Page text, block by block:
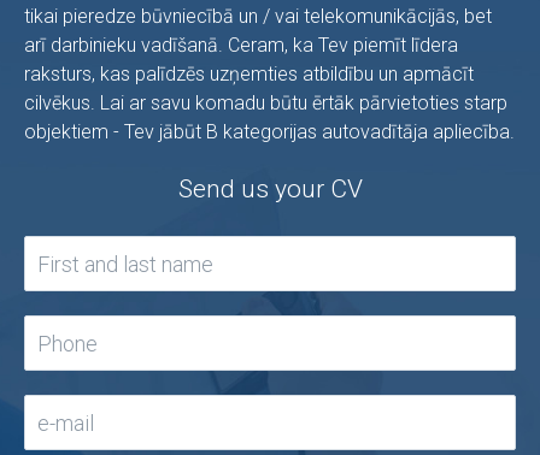
tikai pieredze būvniecībā un / vai telekomunikācijās, bet
arī darbinieku vadīšanā. Ceram, ka Tev piemīt līdera
raksturs, kas palīdzēs uzņemties atbildību un apmācīt
cilvēkus. Lai ar savu komadu būtu ērtāk pārvietoties starp
objektiem - Tev jābūt B kategorijas autovadītāja apliecība.
Send us your CV